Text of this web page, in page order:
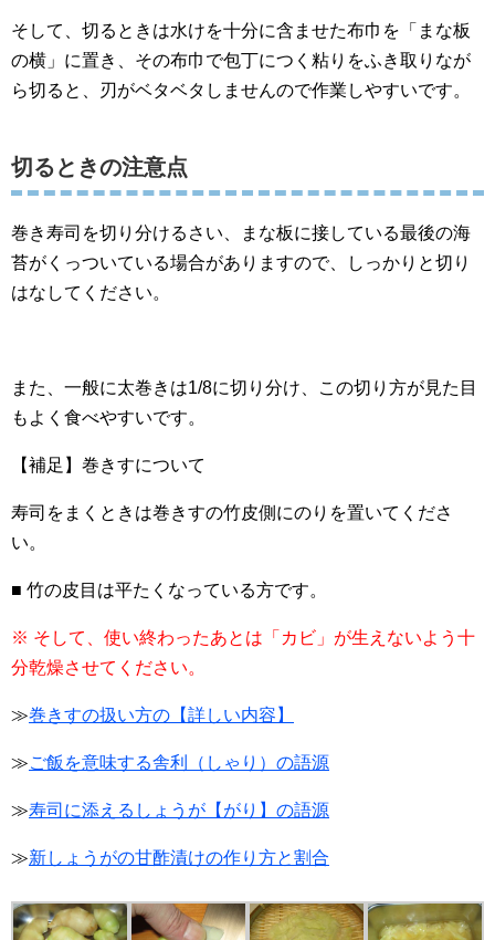
そして、切るときは水けを十分に含ませた布巾を「まな板
の横」に置き、その布巾で包丁につく粘りをふき取りなが
ら切ると、刃がベタベタしませんので作業しやすいです。
切るときの注意点
巻き寿司を切り分けるさい、まな板に接している最後の海
苔がくっついている場合がありますので、しっかりと切り
はなしてください。
また、一般に太巻きは1/8に切り分け、この切り方が見た目
もよく食べやすいです。
【補足】巻きすについて
寿司をまくときは巻きすの竹皮側にのりを置いてくださ
い。
■ 竹の皮目は平たくなっている方です。
※ そして、使い終わったあとは「カビ」が生えないよう十
分乾燥させてください。
≫巻きすの扱い方の【詳しい内容】
≫ご飯を意味する舎利（しゃり）の語源
≫寿司に添えるしょうが【がり】の語源
≫新しょうがの甘酢漬けの作り方と割合